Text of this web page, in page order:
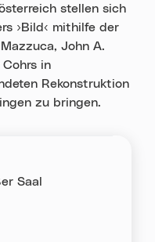
stellen sich
›Bild‹ mithilfe der
John A.
Cohrs in
Rekonstruktion
zu bringen.
Saal